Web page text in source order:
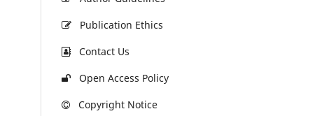
Publication Ethics
Contact Us
Open Access Policy
Copyright Notice